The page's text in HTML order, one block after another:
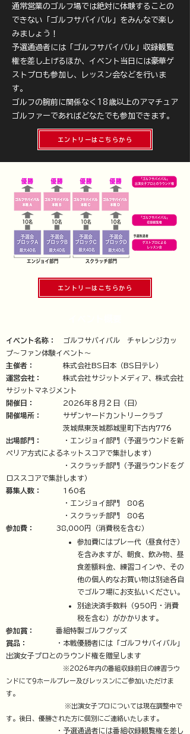
通常営業のゴルフ場では絶対に体験することの
できない「ゴルフサバイバル」をみんなで楽し
みましょう！
予選通過者には「ゴルフサバイバル」収録観覧
権を差し上げるほか、イベント当日には豪華ゲ
ストプロも参加し、レッスン会などを行いま
す。
ゴルフの腕前に関係なく18歳以上のアマチュア
ゴルファーであればどなたでも参加できます。
エントリーはこちらから
エントリーはこちらから
イベント名称：
ゴルフサバイバル チャレンジカッ
プ〜ファン体験イベント〜
主催者：
株式会社BS日本（BS日テレ）
運営会社：
株式会社サジットメディア、株式会社
サジットマネジメント
開催日：
2026年８月２日（日）
開催場所：
サザンヤードカントリークラブ
茨城県東茨城郡城里町下古内776
出場部門：
・エンジョイ部門（予選ラウンドを新
ペリア方式によるネットスコアで集計します）
・スクラッチ部門（予選ラウンドをグ
ロススコアで集計します）
募集人数：
160名
・エンジョイ部門 80名
・スクラッチ部門 80名
参加費：
38,000円（消費税を含む）
参加費にはプレー代（昼食付き）
を含みますが、朝食、飲み物、昼
食差額料金、練習コインや、その
他の個人的なお買い物は別途各自
でゴルフ場にお支払いください。
別途決済手数料（950円・消費
税を含む）がかかります。
参加賞：
番組特製ゴルフグッズ
賞品：
・本戦優勝者には「ゴルフサバイバル」
出演女子プロとのラウンド権を贈呈します
※2026年内の番組収録前日の練習ラウ
ンドにて9ホールプレー及びレッスンにご参加いただけま
す。
※出演女子プロについては現在調整中で
す。後日、優勝された方に個別にご連絡いたします。
・予選通過者には番組収録観覧権を差し